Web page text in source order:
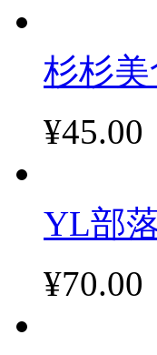
杉杉
¥45.00
YL部
¥70.00